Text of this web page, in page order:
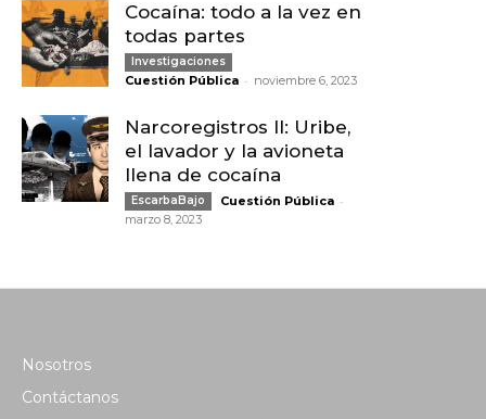
Cocaína: todo a la vez en
todas partes
Investigaciones
Cuestión Pública - noviembre 6, 2023
Narcoregistros II: Uribe,
el lavador y la avioneta
llena de cocaína
EscarbaBajo Cuestión Pública -
marzo 8, 2023
Nosotros
Contáctanos